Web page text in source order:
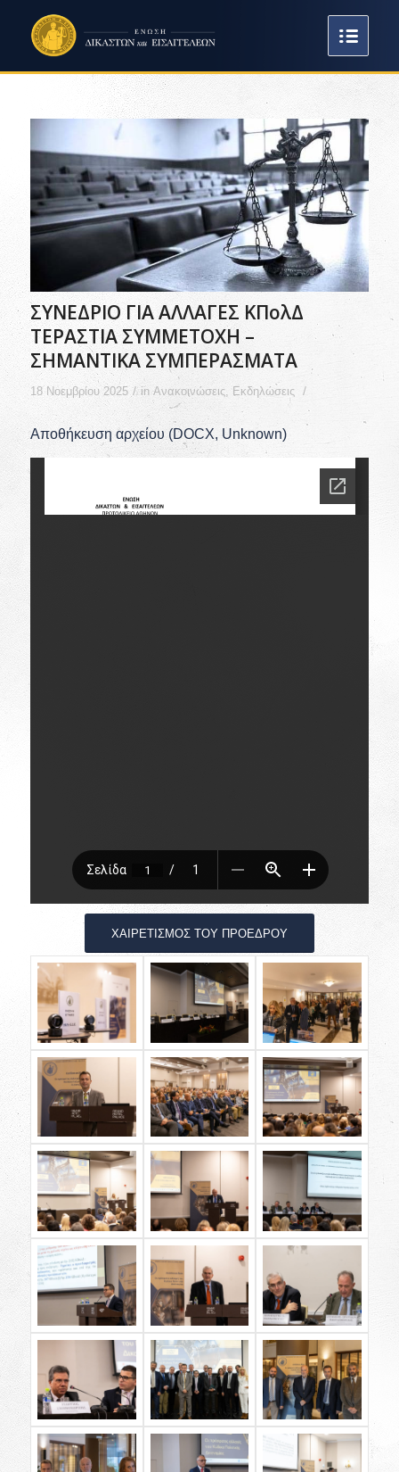
ΣΥΝΕΔΡΙΟ ΓΙΑ ΑΛΛΑΓΕΣ ΚΠολΔ
ΤΕΡΑΣΤΙΑ ΣΥΜΜΕΤΟΧΗ –
ΣΗΜΑΝΤΙΚΑ ΣΥΜΠΕΡΑΣΜΑΤΑ
18 Νοεμβρίου 2025 / inΑνακοινώσεις, Εκδηλώσεις /
Αποθήκευση αρχείου (DOCX, Unknown)
ΧΑΙΡΕΤΙΣΜΟΣ ΤΟΥ ΠΡΟΕΔΡΟΥ